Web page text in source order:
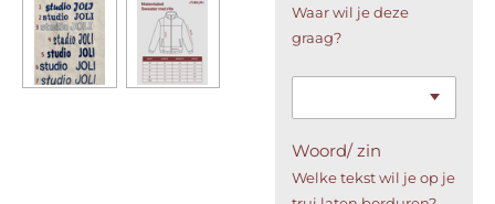
Waar wil je deze
graag?
Woord/ zin
Welke tekst wil je op je